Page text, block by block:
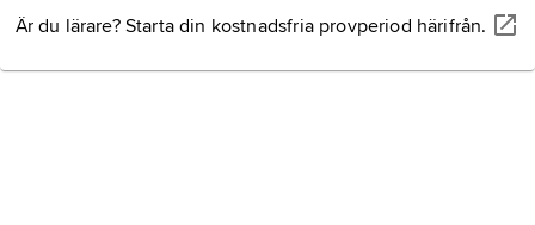
Är du lärare? Starta din kostnadsfria provperiod härifrån.